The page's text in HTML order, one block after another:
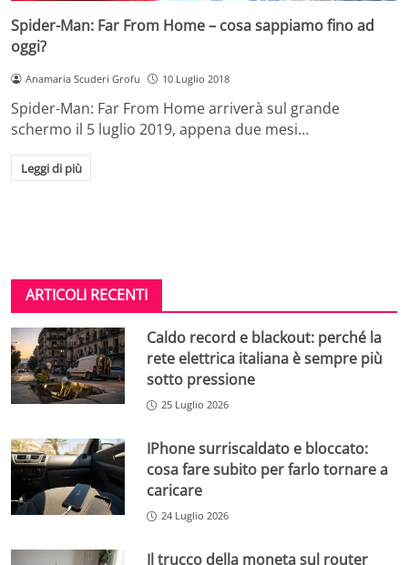
Spider-Man: Far From Home – cosa sappiamo fino ad
oggi?
Anamaria Scuderi Grofu 10 Luglio 2018
Spider-Man: Far From Home arriverà sul grande
schermo il 5 luglio 2019, appena due mesi…
Leggi di più
ARTICOLI RECENTI
Caldo record e blackout: perché la
rete elettrica italiana è sempre più
sotto pressione
25 Luglio 2026
IPhone surriscaldato e bloccato:
cosa fare subito per farlo tornare a
caricare
24 Luglio 2026
Il trucco della moneta sul router